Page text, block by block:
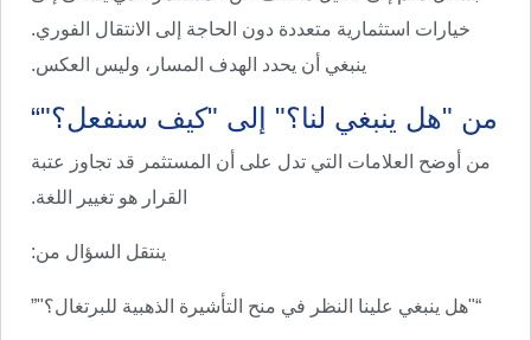
خيارات استثمارية متعددة دون الحاجة إلى الانتقال الفوري.
ينبغي أن يحدد الهدف المسار، وليس العكس.
من "هل ينبغي لنا؟" إلى "كيف سنفعل؟"“
من أوضح العلامات التي تدل على أن المستثمر قد تجاوز عتبة
القرار هو تغيير اللغة.
ينتقل السؤال من:
“"هل ينبغي علينا النظر في منح التأشيرة الذهبية للبرتغال؟"”